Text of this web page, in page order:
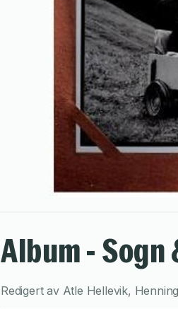
Album - Sogn
Redigert av Atle Hellevik,